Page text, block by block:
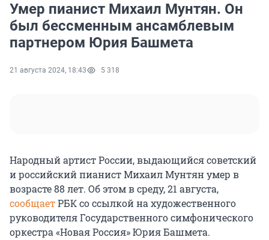
Умер пианист Михаил Мунтян. Он
был бессменным ансамблевым
партнером Юрия Башмета
21 августа 2024, 18:43 5 318
Народный артист России, выдающийся советский
и российский пианист Михаил Мунтян умер в
возрасте 88 лет. Об этом в среду, 21 августа,
сообщаетРБК со ссылкой на художественного
руководителя Государственного симфонического
оркестра «Новая Россия» Юрия Башмета.